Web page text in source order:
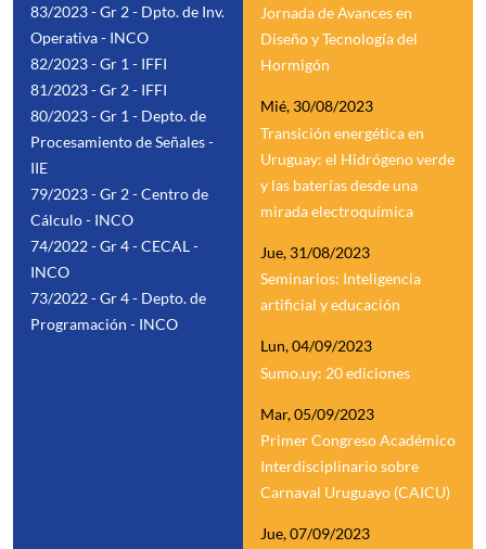
83/2023 - Gr 2 - Dpto. de Inv.
Operativa - INCO
82/2023 - Gr 1 - IFFI
81/2023 - Gr 2 - IFFI
80/2023 - Gr 1 - Depto. de
Procesamiento de Señales -
IIE
79/2023 - Gr 2 - Centro de
Cálculo - INCO
74/2022 - Gr 4 - CECAL -
INCO
73/2022 - Gr 4 - Depto. de
Programación - INCO
Jornada de Avances en
Diseño y Tecnología del
Hormigón
Mié, 30/08/2023
Transición energética en
Uruguay: el Hidrógeno verde
y las baterías desde una
mirada electroquímica
Jue, 31/08/2023
Seminarios: Inteligencia
artificial y educación
Lun, 04/09/2023
Sumo.uy: 20 ediciones
Mar, 05/09/2023
Primer Congreso Académico
Interdisciplinario sobre
Carnaval Uruguayo (CAICU)
Jue, 07/09/2023